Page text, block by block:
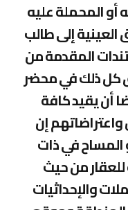
أو المحملة عليه
إلى طالب
المقدمة من
كل ذلك في محضر
أن يقيد كافة
إن
في ذات
للعقار من حيث
والإحداثيات